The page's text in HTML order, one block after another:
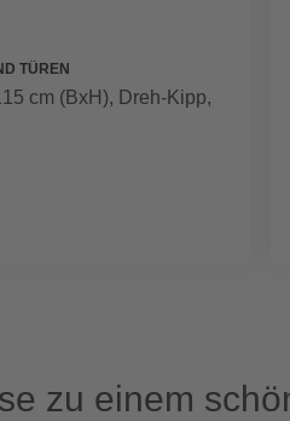
TÜREN
cm (BxH), Dreh-Kipp,
zu einem